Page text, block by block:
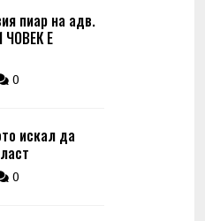
пиар на адв.
Е
0
искал да
0